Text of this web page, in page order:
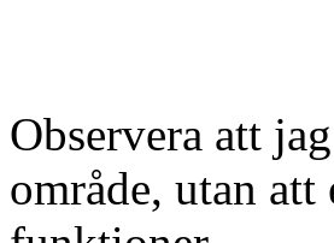
Observera att
område, utan